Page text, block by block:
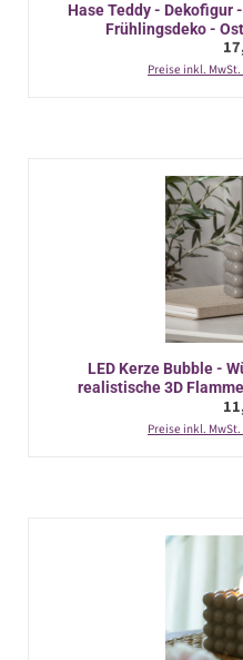
Hase Teddy - Dekofigur
Frühlingsdeko -
Preise inkl.
LED Kerze Bubble -
realistische 3D
Preise inkl.